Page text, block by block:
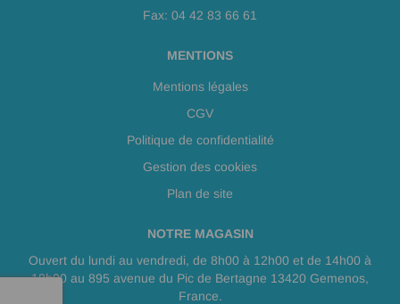
Fax: 04 42 83 66 61
MENTIONS
Mentions légales
CGV
Politique de confidentialité
Gestion des cookies
Plan de site
NOTRE MAGASIN
Ouvert du lundi au vendredi, de 8h00 à 12h00 et de 14h00 à
18h00 au 895 avenue du Pic de Bertagne 13420 Gemenos,
France.